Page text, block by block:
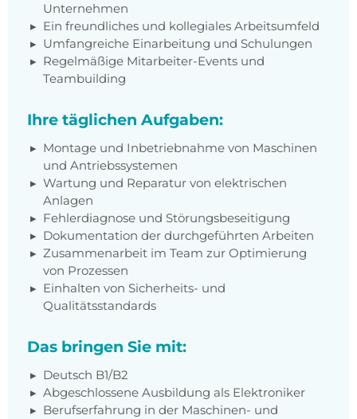
Unternehmen
Ein freundliches und kollegiales Arbeitsumfeld
Umfangreiche Einarbeitung und Schulungen
Regelmäßige Mitarbeiter-Events und
Teambuilding
Ihre täglichen Aufgaben:
Montage und Inbetriebnahme von Maschinen
und Antriebssystemen
Wartung und Reparatur von elektrischen
Anlagen
Fehlerdiagnose und Störungsbeseitigung
Dokumentation der durchgeführten Arbeiten
Zusammenarbeit im Team zur Optimierung
von Prozessen
Einhalten von Sicherheits- und
Qualitätsstandards
Das bringen Sie mit:
Deutsch B1/B2
Abgeschlossene Ausbildung als Elektroniker
Berufserfahrung in der Maschinen- und